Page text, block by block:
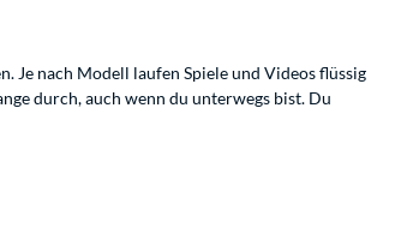
Je nach Modell laufen Spiele und Videos flüssig
durch, auch wenn du unterwegs bist. Du